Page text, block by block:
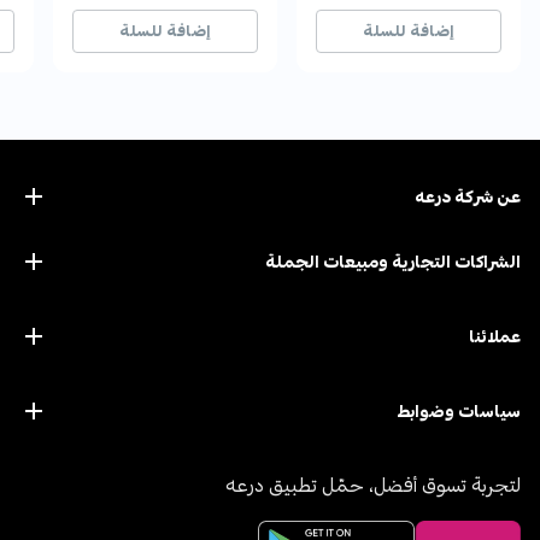
33+ بيع مؤخراً
33+ بيع مؤخراً
إضافة للسلة
56+ بيع مؤخراً
56+ بيع مؤخراً
إضافة للسلة
عن ﺷﺮﻛﺔ درﻋﻪ
الشراكات التجارية ومبيعات الجملة
عملائنا
سياسات وضوابط
لتجربة تسوق أفضل، حمّل تطبيق درعه